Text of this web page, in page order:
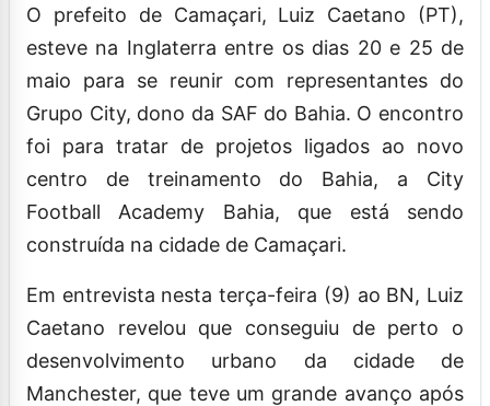
O prefeito de Camaçari, Luiz Caetano (PT),
esteve na Inglaterra entre os dias 20 e 25 de
maio para se reunir com representantes do
Grupo City, dono da SAF do Bahia. O encontro
foi para tratar de projetos ligados ao novo
centro de treinamento do Bahia, a City
Football Academy Bahia, que está sendo
construída na cidade de Camaçari.
Em entrevista nesta terça-feira (9) ao BN, Luiz
Caetano revelou que conseguiu de perto o
desenvolvimento urbano da cidade de
Manchester, que teve um grande avanço após